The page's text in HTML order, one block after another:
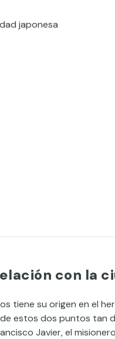
japonesa
con la
tiene su origen en el
estos dos puntos tan
Javier, el